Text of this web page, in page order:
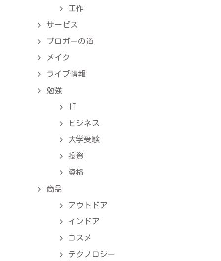
工作
サービス
ブロガーの道
メイク
ライブ情報
勉強
IT
ビジネス
大学受験
投資
資格
商品
アウトドア
インドア
コスメ
テクノロジー